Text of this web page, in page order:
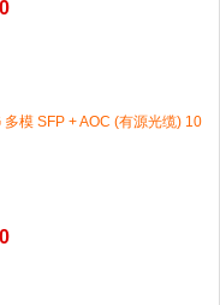
多模 SFP + AOC (有源光缆) 10